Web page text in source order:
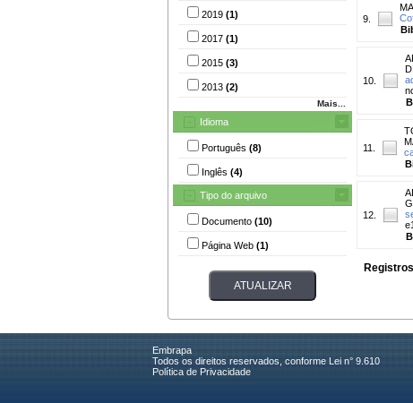
2019 (1)
2017 (1)
2015 (3)
2013 (2)
Mais...
Idioma
Português (8)
Inglês (4)
Tipo do arquivo
Documento (10)
Página Web (1)
9.
10.
D.
11.
12.
Embrapa
Todos os direitos reservados, conforme Lei n° 9.610
Política de Privacidade